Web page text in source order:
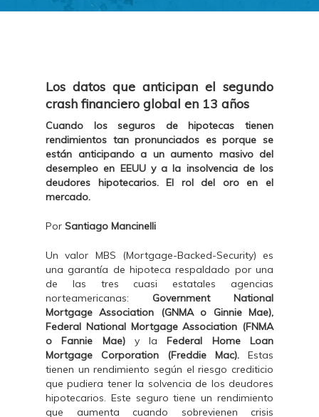
Los datos que anticipan el segundo
crash financiero global en 13 años
Cuando los seguros de hipotecas tienen
rendimientos tan pronunciados es porque se
están anticipando a un aumento masivo del
desempleo en EEUU y a la insolvencia de los
deudores hipotecarios. El rol del oro en el
mercado.
Por Santiago Mancinelli
Un valor MBS (Mortgage-Backed-Security) es
una garantía de hipoteca respaldado por una
de las tres cuasi estatales agencias
norteamericanas: Government National
Mortgage Association (GNMA o Ginnie Mae),
Federal National Mortgage Association (FNMA
o Fannie Mae) y laFederal Home Loan
Mortgage Corporation (Freddie Mac). Estas
tienen un rendimiento según el riesgo crediticio
que pudiera tener la solvencia de los deudores
hipotecarios. Este seguro tiene un rendimiento
que aumenta cuando sobrevienen crisis